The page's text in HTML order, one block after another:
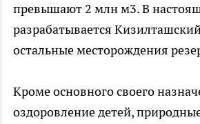
превышают 2 млн м3. В
разрабатывается
остальные месторождения
Кроме основного своего
оздоровление детей,